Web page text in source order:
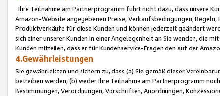
Ihre Teilnahme am Partnerprogramm führt nicht dazu, dass unsere
Amazon-Website angegebenen Preise, Verkaufsbedingungen,
Produktverkäufe für diese Kunden und können jederzeit geändert
sich einer unserer Kunden in einer Angelegenheit an Sie wenden, die
Kunden mitteilen, dass er für Kundenservice-Fragen den auf der
4.Gewährleistungen
Sie gewährleisten und sichern zu, dass (a) Sie gemäß dieser
betreiben werden; (b) weder Ihre Teilnahme am Partnerprogramm
Bestimmungen, Verordnungen, Vorschriften, Anordnungen,